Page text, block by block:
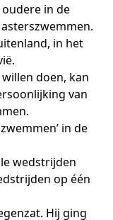
in de
in het
doen, kan
van
in de
wedstrijden
op één
Hij ging